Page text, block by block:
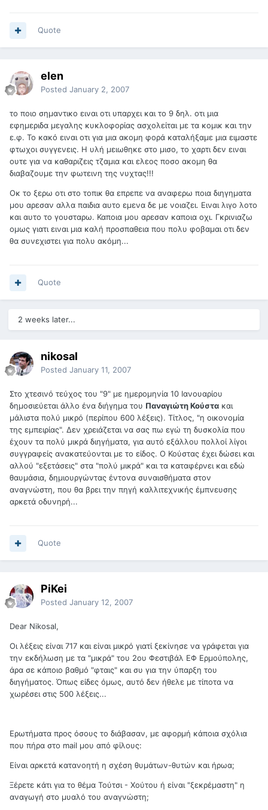
Quote
elen
Posted January 2, 2007
το ποιο σημαντικο ειναι οτι υπαρχει και το 9 δηλ. οτι μια
εφημεριδα μεγαλης κυκλοφορίας ασχολείται με τα κομικ και την
ε.φ. Το κακό ειναι οτι για μια ακομη φορά καταλήξαμε μια ειμαστε
φτωχοι συγγενεις. Η υλή μειωθηκε στο μισο, το χαρτι δεν ειναι
ουτε για να καθαριζεις τζαμια και ελεος ποσο ακομη θα
διαβαζουμε την φωτεινη της νυχτας!!!
Οκ το ξερω οτι στο τοπικ θα επρεπε να αναφερω ποια διηγηματα
μου αρεσαν αλλα παιδια αυτο εμενα δε με νοιαζει. Ειναι λιγο λοτο
και αυτο το γουσταρω. Καποια μου αρεσαν καποια οχι. Γκρινιαζω
ομως γιατι ειναι μια καλή προσπαθεια που πολυ φοβαμαι οτι δεν
θα συνεχιστει για πολυ ακόμη...
Quote
2 weeks later...
nikosal
Posted January 11, 2007
Στο χτεσινό τεύχος του "9" με ημερομηνία 10 Ιανουαρίου
δημοσιεύεται άλλο ένα διήγημα του Παναγιώτη Κούστα και
μάλιστα πολύ μικρό (περίπου 600 λέξεις). Τίτλος, "η οικονομία
της εμπειρίας". Δεν χρειάζεται να σας πω εγώ τη δυσκολία που
έχουν τα πολύ μικρά διηγήματα, για αυτό εξάλλου πολλοί λίγοι
συγγραφείς ανακατεύονται με το είδος. Ο Κούστας έχει δώσει και
αλλού "εξετάσεις" στα "πολύ μικρά" και τα καταφέρνει και εδώ
θαυμάσια, δημιουργώντας έντονα συναισθήματα στον
αναγνώστη, που θα βρει την πηγή καλλιτεχνικής έμπνευσης
αρκετά οδυνηρή...
Quote
PiKei
Posted January 12, 2007
Dear Nikosal,
Οι λέξεις είναι 717 και είναι μικρό γιατί ξεκίνησε να γράφεται για
την εκδήλωση με τα "μικρά" του 2ου Φεστιβάλ ΕΦ Ερμούπολης,
άρα σε κάποιο βαθμό "φταις" και συ για την ύπαρξη του
διηγήματος. Όπως είδες όμως, αυτό δεν ήθελε με τίποτα να
χωρέσει στις 500 λέξεις...
Ερωτήματα προς όσους το διάβασαν, με αφορμή κάποια σχόλια
που πήρα στο mail μου από φίλους:
Είναι αρκετά κατανοητή η σχέση θυμάτων-θυτών και ήρωα;
Ξέρετε κάτι για το θέμα Τούτσι - Χούτου ή είναι "ξεκρέμαστη" η
αναγωγή στο μυαλό του αναγνώστη;